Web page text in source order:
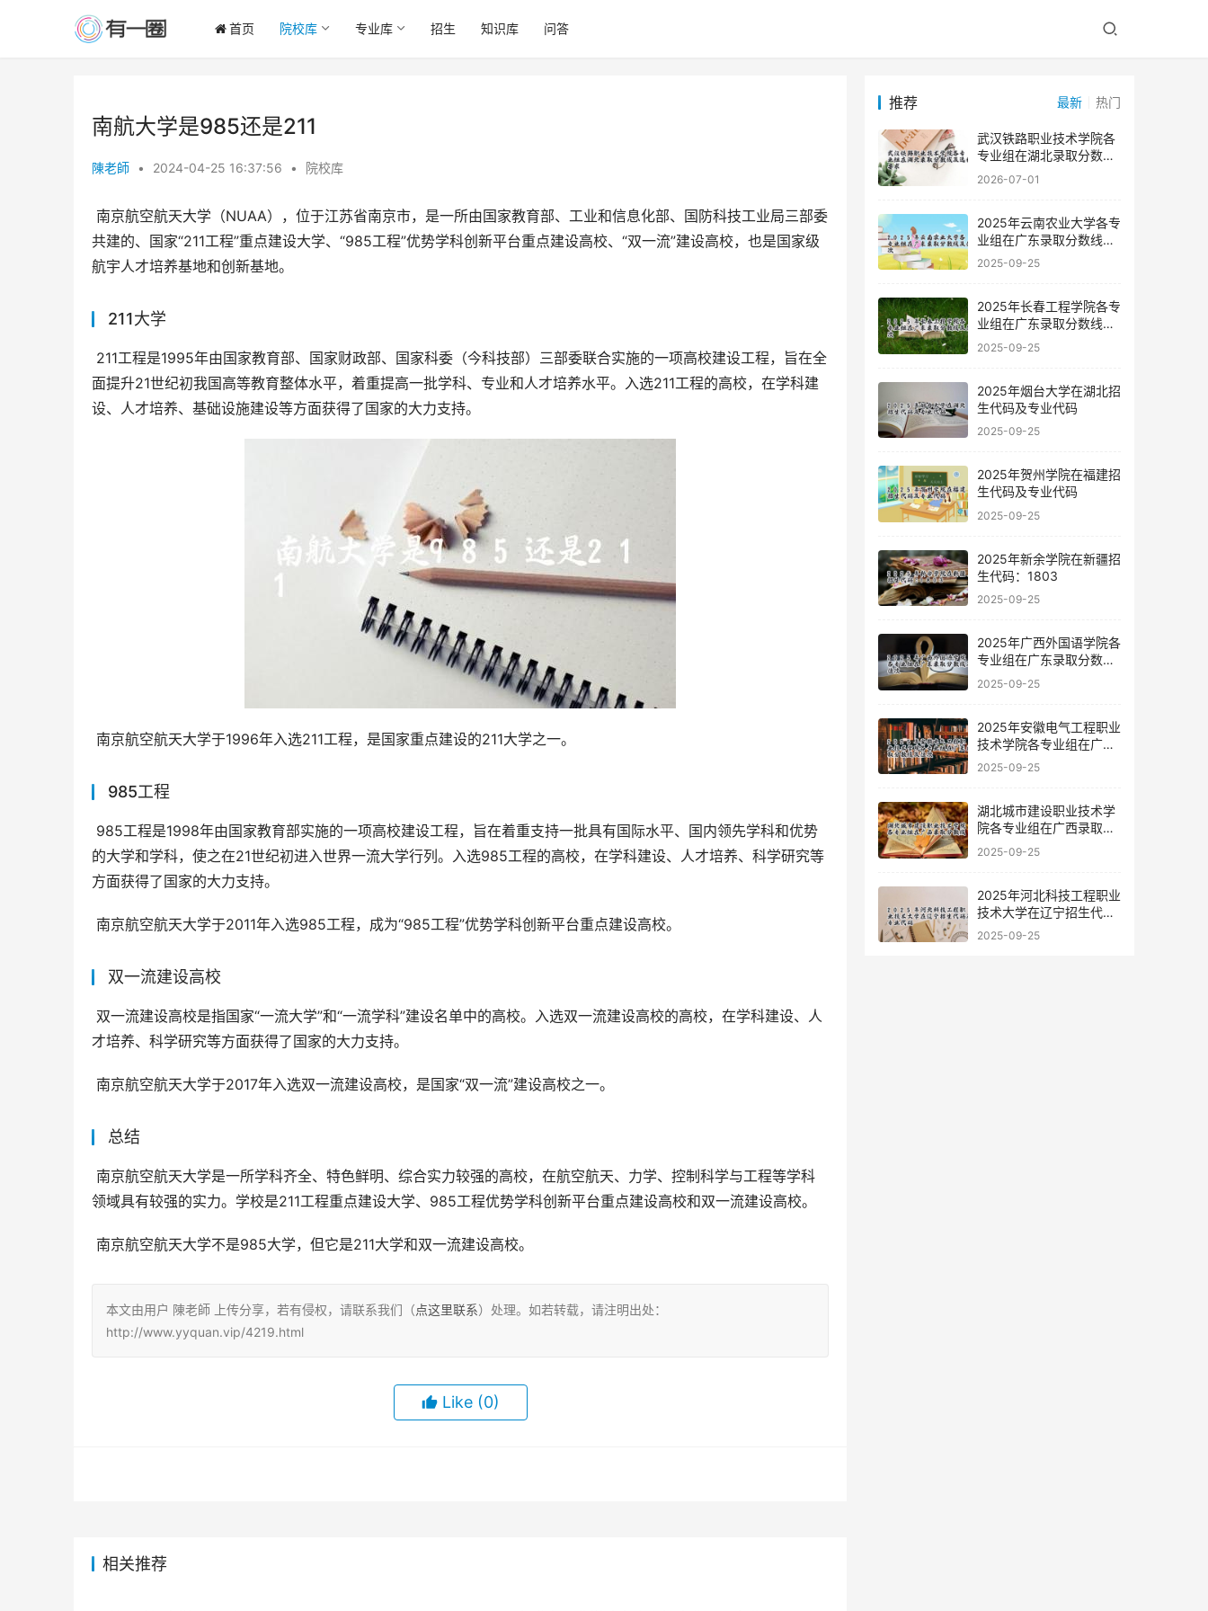
首页 院校库 专业库 招生 知识库 问答
南航大学是985还是211
陳老師 • 2024-04-25 16:37:56 • 院校库
共建的、国家“211工程”重点建设大学、“985工程”优势学科创新平台重点建设高校、“双一流”建设高校，也是国家级
航宇人才培养基地和创新基地。
211大学
面提升21世纪初我国高等教育整体水平，着重提高一批学科、专业和人才培养水平。入选211工程的高校，在学科建
设、人才培养、基础设施建设等方面获得了国家的大力支持。
南京航空航天大学于1996年入选211工程，是国家重点建设的211大学之一。
985工程
的大学和学科，使之在21世纪初进入世界一流大学行列。入选985工程的高校，在学科建设、人才培养、科学研究等
方面获得了国家的大力支持。
南京航空航天大学于2011年入选985工程，成为“985工程”优势学科创新平台重点建设高校。
双一流建设高校
才培养、科学研究等方面获得了国家的大力支持。
南京航空航天大学于2017年入选双一流建设高校，是国家“双一流”建设高校之一。
总结
领域具有较强的实力。学校是211工程重点建设大学、985工程优势学科创新平台重点建设高校和双一流建设高校。
南京航空航天大学不是985大学，但它是211大学和双一流建设高校。
本文由用户 陳老師 上传分享，若有侵权，请联系我们（点这里联系）处理。如若转载，请注明出处：
http://www.yyquan.vip/4219.html
Like (0)
相关推荐
推荐 最新 热门
武汉铁路职业技术学院各
专业组在湖北录取分数线
及选科要求
2026-07-01
2025年云南农业大学各专
业组在广东录取分数线及
位次
2025-09-25
2025年长春工程学院各专
业组在广东录取分数线及
位次
2025-09-25
2025年烟台大学在湖北招
生代码及专业代码
2025-09-25
2025年贺州学院在福建招
生代码及专业代码
2025-09-25
2025年新余学院在新疆招
生代码：1803
2025-09-25
2025年广西外国语学院各
专业组在广东录取分数线
及位次
2025-09-25
2025年安徽电气工程职业
技术学院各专业组在广东
录取分数线及位次
2025-09-25
湖北城市建设职业技术学
院各专业组在广西录取分
数线
2025-09-25
2025年河北科技工程职业
技术大学在辽宁招生代码
及专业代码
2025-09-25